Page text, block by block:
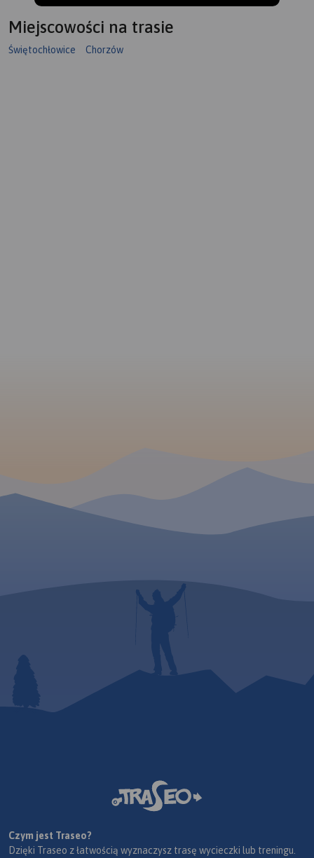
Miejscowości na trasie
Świętochłowice Chorzów
Czym jest Traseo?
Dzięki Traseo z łatwością wyznaczysz trasę wycieczki lub treningu.